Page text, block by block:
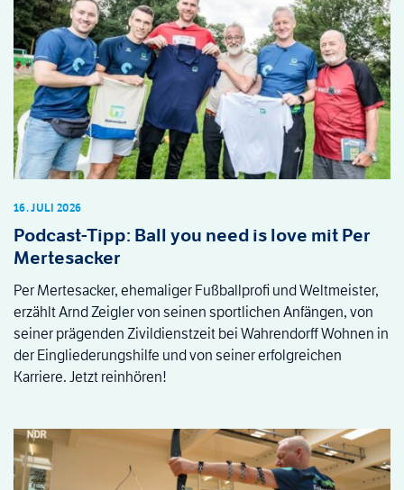
Podcast-Tipp: Ball you need is love mit Per
Mertesacker
16. JULI 2026
Per Mertesacker, ehemaliger Fußballprofi und Weltmeister,
erzählt Arnd Zeigler von seinen sportlichen Anfängen, von
seiner prägenden Zivildienstzeit bei Wahrendorff Wohnen in
der Eingliederungshilfe und von seiner erfolgreichen
Karriere. Jetzt reinhören!